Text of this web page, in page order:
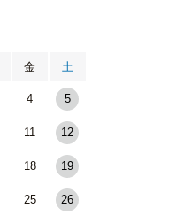
金 土
4 5
11 12
18 19
25 26